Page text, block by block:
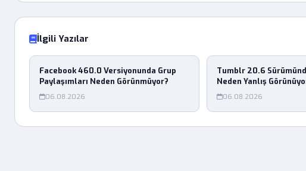
İlgili Yazılar
Facebook 460.0 Versiyonunda Grup
Paylaşımları Neden Görünmüyor?
06.08.2026
Tumblr 20.6
Neden Yanlış
06.08.2026